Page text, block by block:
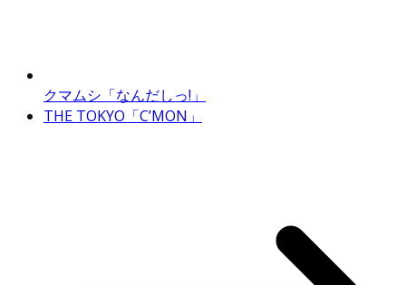
クマムシ「なんだしっ!」
THE TOKYO「C’MON」